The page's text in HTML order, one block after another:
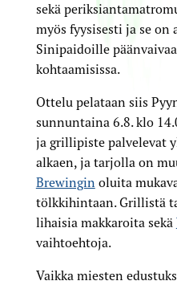
sekä
myös fyysisesti ja se
Sinipaidoille
kohtaamisissa.
Ottelu pelataan siis
sunnuntaina 6.8. klo
ja grillipiste palvelevat
alkaen, ja tarjolla on
Brewingin oluita
tölkkihintaan. Grillistä
lihaisia makkaroita sekä
vaihtoehtoja.
Vaikka miesten